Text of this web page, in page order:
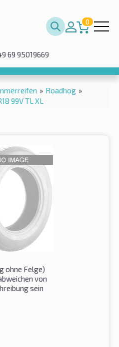
0
69 95019669
» Roadhog »
99V TL XL
ohne Felge)
von
sein